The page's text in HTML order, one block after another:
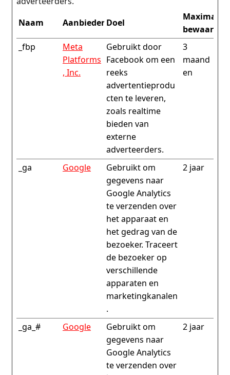
Naam
Aanbieder Doel
Maximale
_fbp
Meta
Platforms
, Inc.
Gebruikt door
Facebook om een
reeks
advertentieprodu
cten te leveren,
zoals realtime
bieden van
externe
adverteerders.
3
maand
en
_ga Google
Gebruikt om
gegevens naar
Google Analytics
te verzenden over
het apparaat en
het gedrag van de
bezoeker. Traceert
de bezoeker op
verschillende
apparaten en
marketingkanalen
.
2 jaar
_ga_# Google
Gebruikt om
gegevens naar
Google Analytics
te verzenden over
2 jaar